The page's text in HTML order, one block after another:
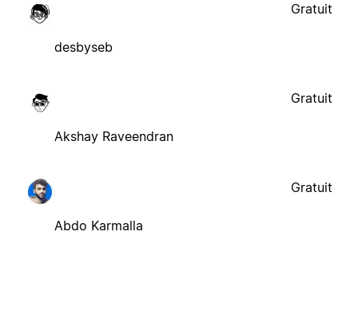
desbyseb
Gratuit
Akshay Raveendran
Gratuit
Abdo Karmalla
Gratuit